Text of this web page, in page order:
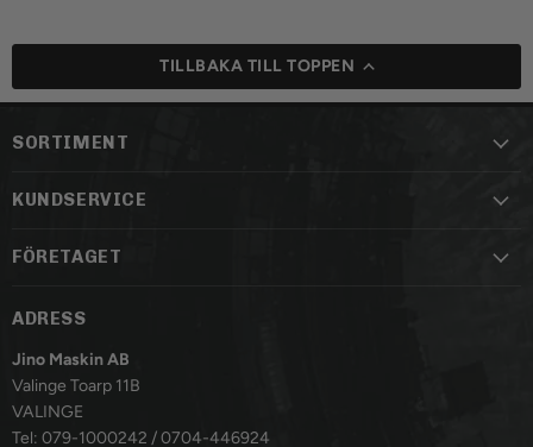
TILLBAKA TILL TOPPEN
SORTIMENT
KUNDSERVICE
FÖRETAGET
ADRESS
Jino Maskin AB
Valinge Toarp 11B
VALINGE
Tel: 079-1000242 / 0704-446924